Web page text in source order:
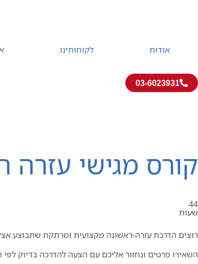
אודות לקוחותינו
03-6023931
קורס מגישי עזרה
דף הבית
44
שעות
רוצים הדרכת עזרה-ראשונה מקצועית ומרתקת שתבוצע
השאירו פרטים ונחזור אליכם עם הצעה להדרכה בדיוק